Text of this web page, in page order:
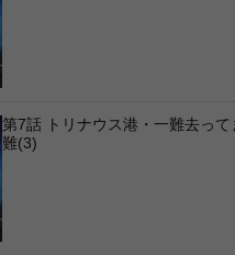
第7話 トリナウス港・一難去って
難(3)